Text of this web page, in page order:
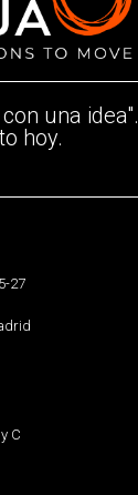
una idea".
hoy.
27
C